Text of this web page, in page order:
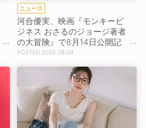
ニュース
河合優実、映画『モンキービ
ジネス おさるのジョージ著者
の大冒険』で8月14日公開記
念イベント登壇決定！
2026.08.04